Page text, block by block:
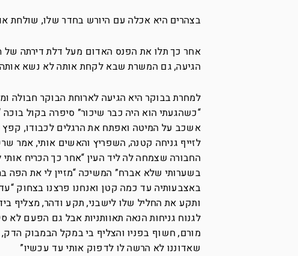
בצהרים היא אכלה עם היורש בחדר שלו, שולחת
אחר כך תלו את הפנס האדום מעל דלת דירתה של
הגיעה, גם המשרת שבא לקחת אותה לא נשא אותה
למחרת בבוקר היא הגיעה לארוחת הבוקר חבולה
“כשהגעתי הוא היה כבר שיכור” סיפרה בקול
אשכב על המיטה ואפתח את הרגלים לכבודו, קפץ
לזייף גניחה קטנה, השפריץ והאשים אותי, אמר
החבורה שצמחה לה ליד העין “אחר כך הכריח
בשערותי שלא אברח” המשיכה “מזיין לי את הפה
באצבעותיה עד כמה קטן ואנחנו פרצנו בצחוק
ותקע את החליל שלו לישבני, תקע ודהר, מצליף
לגנוח גניחות הנאה תאוותניות אבל גם הפעם לא
מורם, חשוף בפניו והצליף בי במקל הבמבוק
שאדוננו לא הרשה לו לדפוק אותי עד עכשיו”